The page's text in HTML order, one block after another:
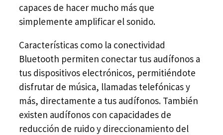
capaces de hacer mucho más que
simplemente amplificar el sonido.
Características como la conectividad
Bluetooth permiten conectar tus audífonos a
tus dispositivos electrónicos, permitiéndote
disfrutar de música, llamadas telefónicas y
más, directamente a tus audífonos. También
existen audífonos con capacidades de
reducción de ruido y direccionamiento del